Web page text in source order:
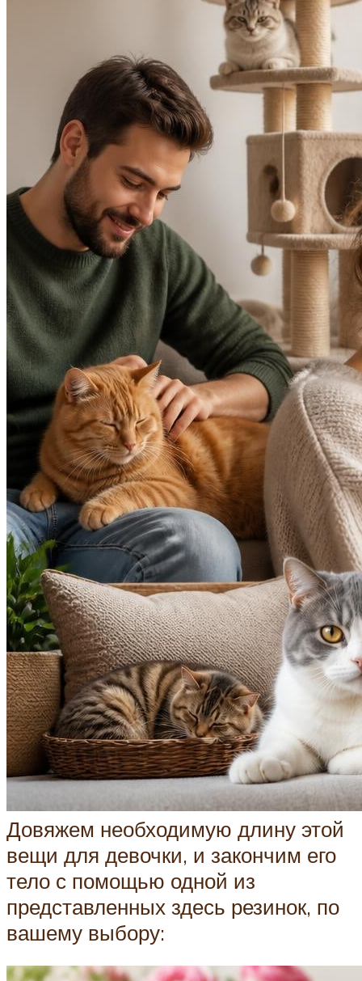
Довяжем необходимую длину этой
вещи для девочки, и закончим его
тело с помощью одной из
представленных здесь резинок, по
вашему выбору: